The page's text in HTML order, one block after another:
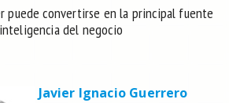
puede convertirse en la principal fuente
del negocio
Javier Ignacio Guerrero